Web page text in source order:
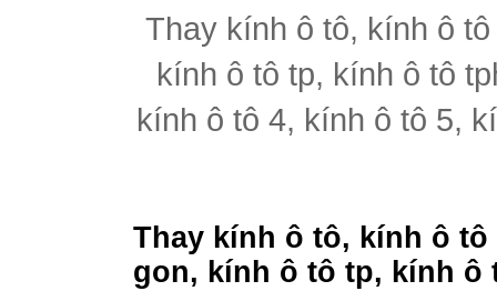
Thay kính ô tô, kính ô
kính ô tô tp, kính ô tô
kính ô tô 4, kính ô tô 5,
Thay kính ô tô, kính ô
gon, kính ô tô tp, kính ô